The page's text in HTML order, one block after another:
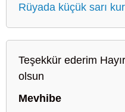
Rüyada küçük sarı
Teşekkür ederim
olsun
Mevhibe